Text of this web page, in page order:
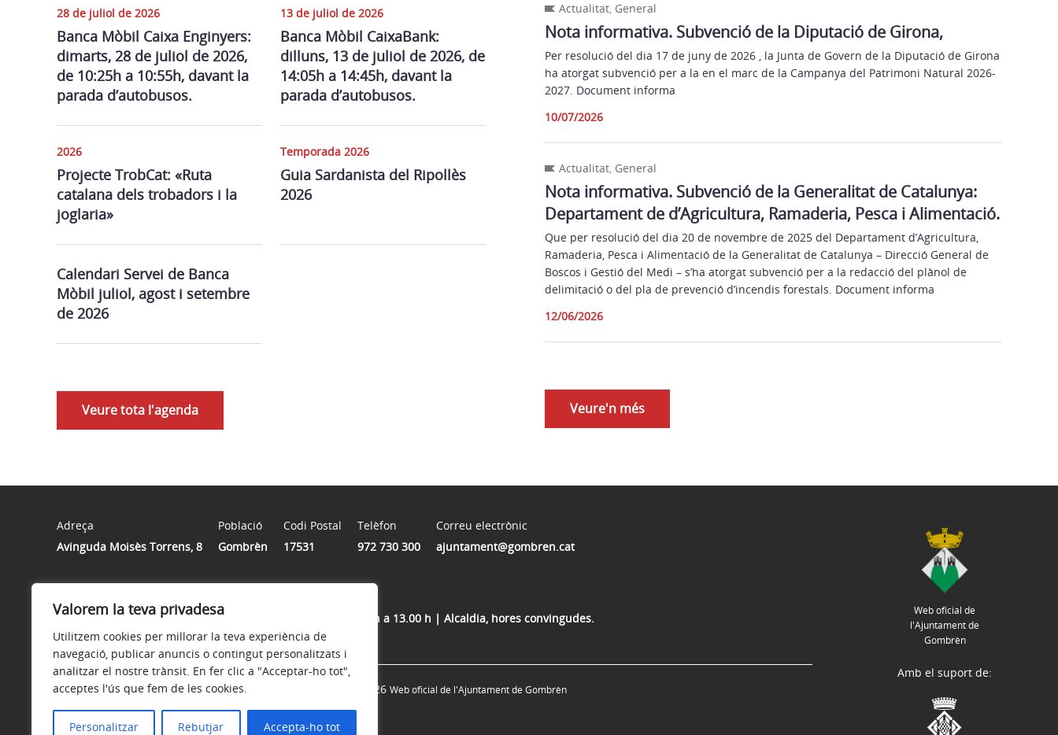
Valorem la teva privadesa
Utilitzem cookies per millorar la teva experiència de
navegació, publicar anuncis o contingut personalitzats i
analitzar el nostre trànsit. En fer clic a "Acceptar-ho tot",
acceptes l'ús que fem de les cookies.
Personalitzar Rebutjar Accepta-ho tot
28 de juliol de 2026
Banca Mòbil Caixa Enginyers:
dimarts, 28 de juliol de 2026,
de 10:25h a 10:55h, davant la
parada d’autobusos.
13 de juliol de 2026
Banca Mòbil CaixaBank:
dilluns, 13 de juliol de 2026, de
14:05h a 14:45h, davant la
parada d’autobusos.
2026
Projecte TrobCat: «Ruta
catalana dels trobadors i la
joglaria»
Temporada 2026
Guia Sardanista del Ripollès
2026
Calendari Servei de Banca
Mòbil juliol, agost i setembre
de 2026
Veure tota l'agenda
Actualitat, General
Nota informativa. Subvenció de la Diputació de Girona,
Per resolució del dia 17 de juny de 2026 , la Junta de Govern de la Diputació de Girona
ha atorgat subvenció per a la en el marc de la Campanya del Patrimoni Natural 2026-
2027. Document informa
10/07/2026
Actualitat, General
Nota informativa. Subvenció de la Generalitat de Catalunya:
Departament de d’Agricultura, Ramaderia, Pesca i Alimentació.
Que per resolució del dia 20 de novembre de 2025 del Departament d’Agricultura,
Ramaderia, Pesca i Alimentació de la Generalitat de Catalunya – Direcció General de
Boscos i Gestió del Medi – s’ha atorgat subvenció per a la redacció del plànol de
delimitació o del pla de prevenció d’incendis forestals. Document informa
12/06/2026
Veure'n més
Adreça
Avinguda Moisès Torrens, 8
Població
Gombrèn
Codi Postal
17531
Telèfon
972 730 300
Correu electrònic
ajuntament@gombren.cat
L’horari d’atenció al públic i d’atenció telefònica és de 10.00 h a 13.00 h | Alcaldia, hores convingudes.
Web oficial de
l'Ajuntament de
Gombrèn
Avís legal Política de privacitat © 2026 Web oficial de l'Ajuntament de Gombrèn
Amb el suport de: